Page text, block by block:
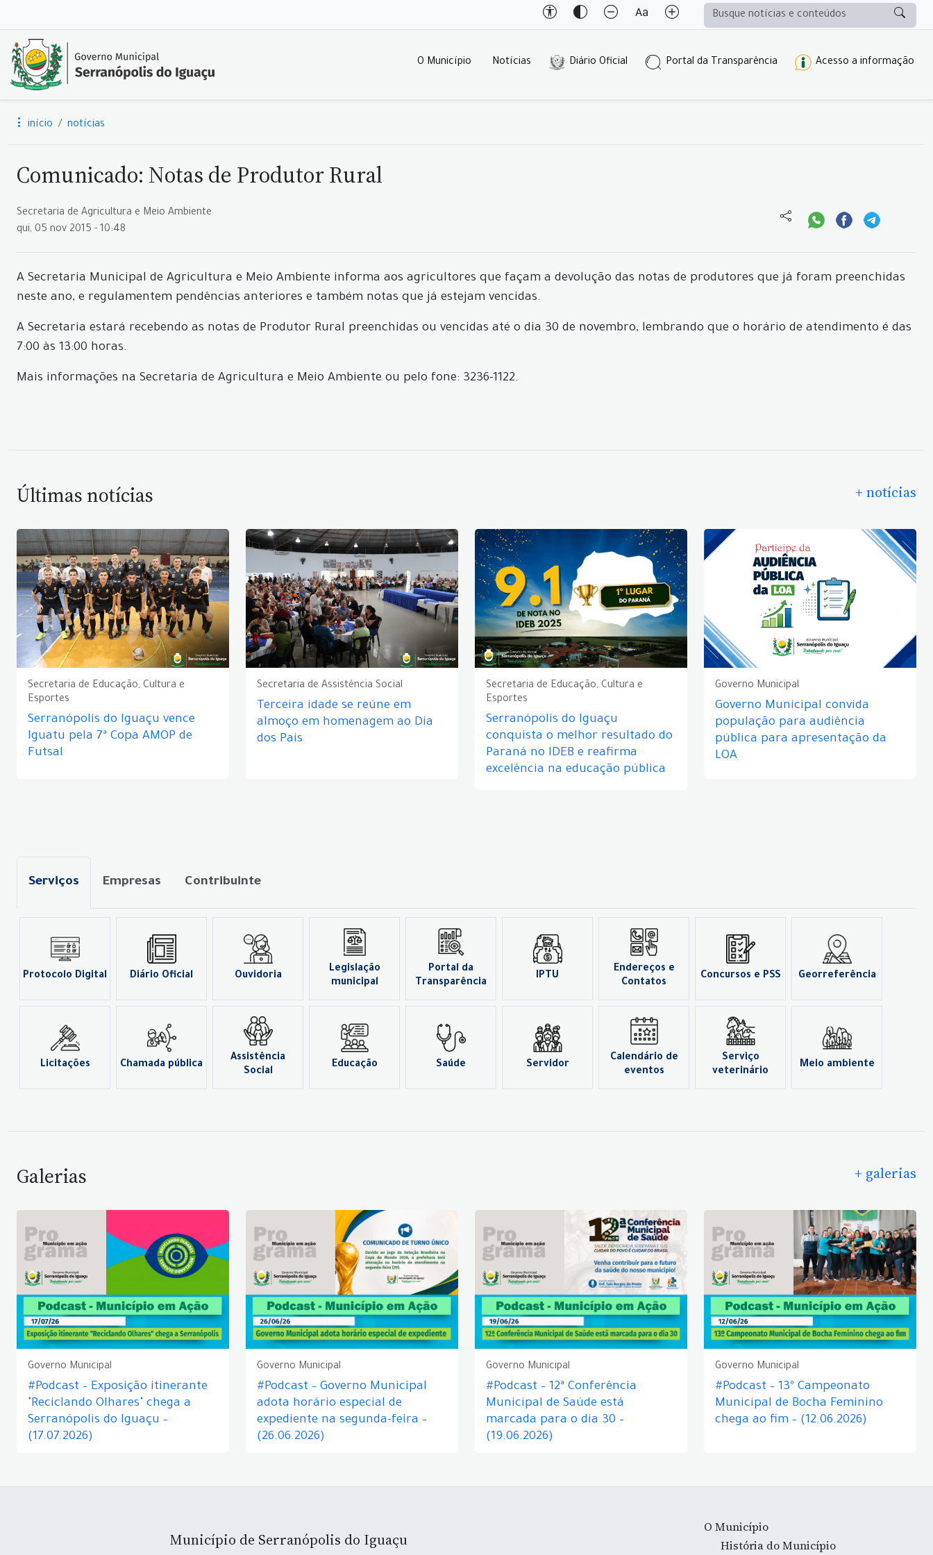
O Município Notícias Diário Oficial Portal da Transparência Acesso a informação
início notícias
Comunicado: Notas de Produtor Rural
Secretaria de Agricultura e Meio Ambiente
qui, 05 nov 2015 - 10:48
A Secretaria Municipal de Agricultura e Meio Ambiente informa aos agricultores que façam a devolução das notas de produtores que já foram preenchidas
neste ano, e regulamentem pendências anteriores e também notas que já estejam vencidas.
A Secretaria estará recebendo as notas de Produtor Rural preenchidas ou vencidas até o dia 30 de novembro, lembrando que o horário de atendimento é das
7:00 às 13:00 horas.
Mais informações na Secretaria de Agricultura e Meio Ambiente ou pelo fone: 3236-1122.
Últimas notícias + notícias
Secretaria de Educação, Cultura e
Esportes
Serranópolis do Iguaçu vence
Iguatu pela 7ª Copa AMOP de
Futsal
Secretaria de Assistência Social
Terceira idade se reúne em
almoço em homenagem ao Dia
dos Pais
Secretaria de Educação, Cultura e
Esportes
Serranópolis do Iguaçu
conquista o melhor resultado do
Paraná no IDEB e reafirma
excelência na educação pública
Governo Municipal
Governo Municipal convida
população para audiência
pública para apresentação da
LOA
Serviços Empresas Contribuinte
Protocolo Digital Diário Oficial Ouvidoria
Legislação
municipal
Portal da
Transparência
IPTU
Endereços e
Contatos
Concursos e PSS Georreferência
Licitações Chamada pública
Assistência
Social
Educação Saúde Servidor
Calendário de
eventos
Serviço
veterinário
Meio ambiente
Galerias + galerias
Governo Municipal
#Podcast – Exposição itinerante
"Reciclando Olhares" chega a
Serranópolis do Iguaçu –
(17.07.2026)
Governo Municipal
#Podcast – Governo Municipal
adota horário especial de
expediente na segunda-feira –
(26.06.2026)
Governo Municipal
#Podcast – 12ª Conferência
Municipal de Saúde está
marcada para o dia 30 –
(19.06.2026)
Governo Municipal
#Podcast – 13º Campeonato
Municipal de Bocha Feminino
chega ao fim – (12.06.2026)
Município de Serranópolis do Iguaçu
O Município
História do Município